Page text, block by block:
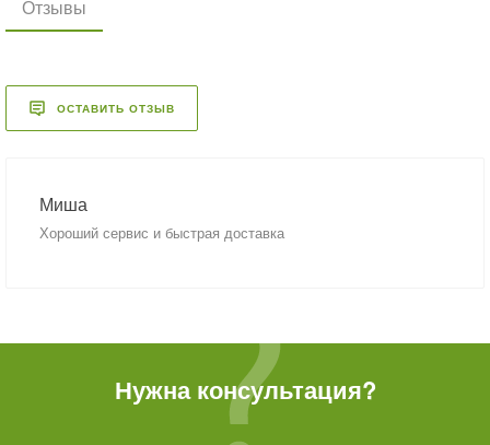
Отзывы
ОСТАВИТЬ ОТЗЫВ
Миша
Хороший сервис и быстрая доставка
Нужна консультация?